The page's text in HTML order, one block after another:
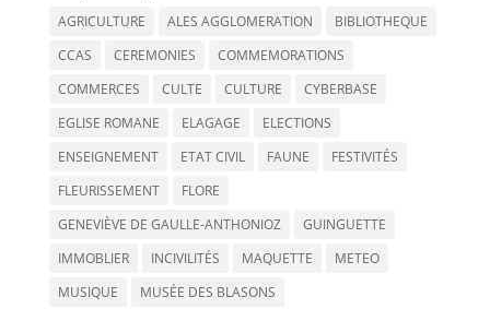
AGRICULTURE ALES AGGLOMERATION
BIBLIOTHEQUE
CCAS
CEREMONIES
COMMEMORATIONS
COMMERCES
CULTE CULTURE
CYBERBASE
EGLISE ROMANE
ELAGAGE
ELECTIONS
ENSEIGNEMENT
ETAT CIVIL FAUNE
FESTIVITÉS
FLEURISSEMENT
FLORE
GENEVIÈVE DE GAULLE-ANTHONIOZ
GUINGUETTE
IMMOBLIER
INCIVILITÉS MAQUETTE
METEO
MUSIQUE
MUSÉE DES BLASONS